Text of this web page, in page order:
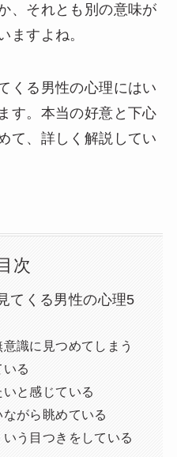
、それとも別の意味が
ますよね。
くる男性の心理にはい
す。本当の好意と下心
て、詳しく解説してい
次
てくる男性の心理5
識に見つめてしまう
る
と感じている
がら眺めている
う目つきをしている